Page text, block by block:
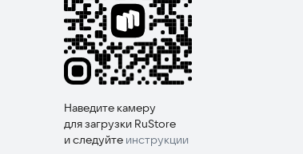
Наведите камеру
для загрузки RuStore
и следуйте инструкции